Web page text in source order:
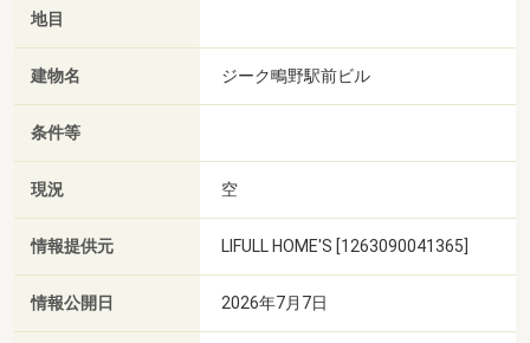
地目
建物名 ジーク鴫野駅前ビル
条件等
現況 空
情報提供元 LIFULL HOME'S [1263090041365]
情報公開日 2026年7月7日